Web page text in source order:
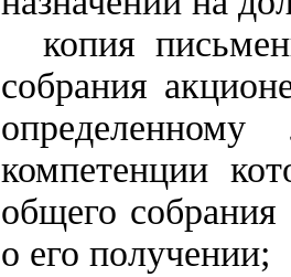
копия
собрания
компетенции
общего собрания
о его получении;